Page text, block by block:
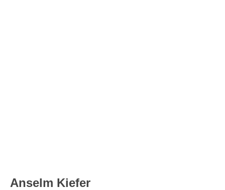
Anselm Kiefer